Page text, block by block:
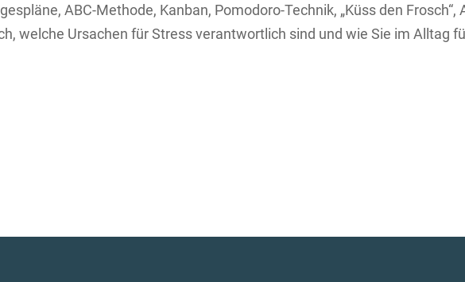
ABC-Methode, Kanban, Pomodoro-Technik, „Küss den Frosch“,
welche Ursachen für Stress verantwortlich sind und wie Sie im Alltag